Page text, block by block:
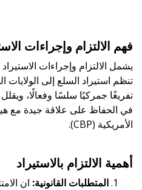
فهم الالتزام وإجراءات
يشمل الالتزام وإجراءات الاستيراد
تنظم استيراد السلع إلى الولايات
تفريغًا جمركيًا سلسًا وفعالًا،
في الحفاظ على علاقة جيدة مع
الأمريكية (CBP).
أهمية الالتزام بالاستيراد
المتطلبات القانونية: ان